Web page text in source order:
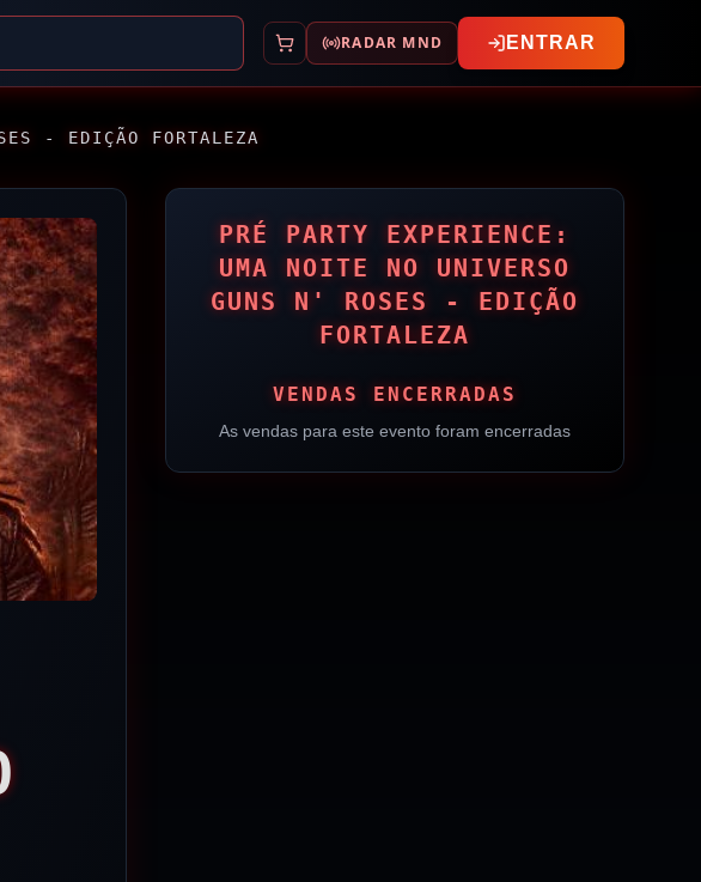
RADAR MND ENTRAR
- EDIÇÃO FORTALEZA
PRÉ PARTY EXPERIENCE:
UMA NOITE NO UNIVERSO
GUNS N' ROSES - EDIÇÃO
FORTALEZA
VENDAS ENCERRADAS
As vendas para este evento foram encerradas